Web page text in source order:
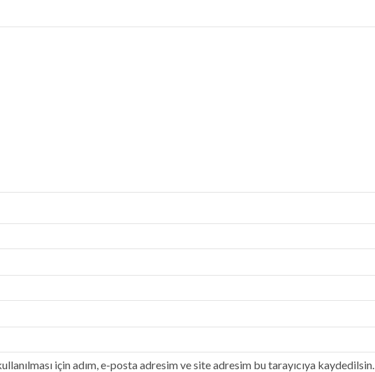
için adım, e-posta adresim ve site adresim bu tarayıcıya kaydedilsin.